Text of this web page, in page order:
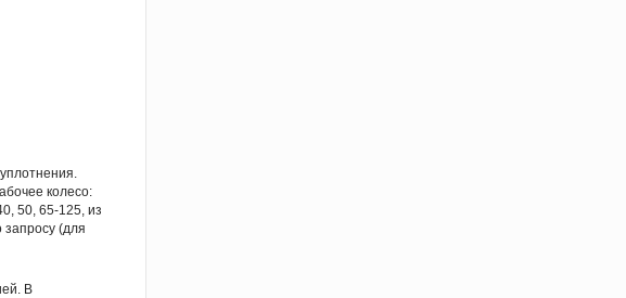
колесо:
50, 65-125, из
(для
В